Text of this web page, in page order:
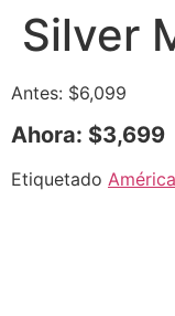
Silver
Antes: $6,099
Ahora: $3,699
Etiquetado América